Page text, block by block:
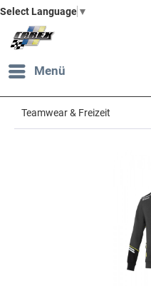
Select Language ▼
Menü
Teamwear & Freizeit